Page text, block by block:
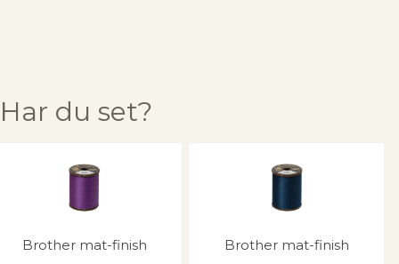
Har du set?
Brother mat-finish Brother mat-finish